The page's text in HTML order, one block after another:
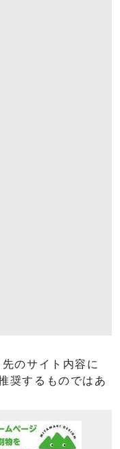
のサイト内容に
奨するものではあ